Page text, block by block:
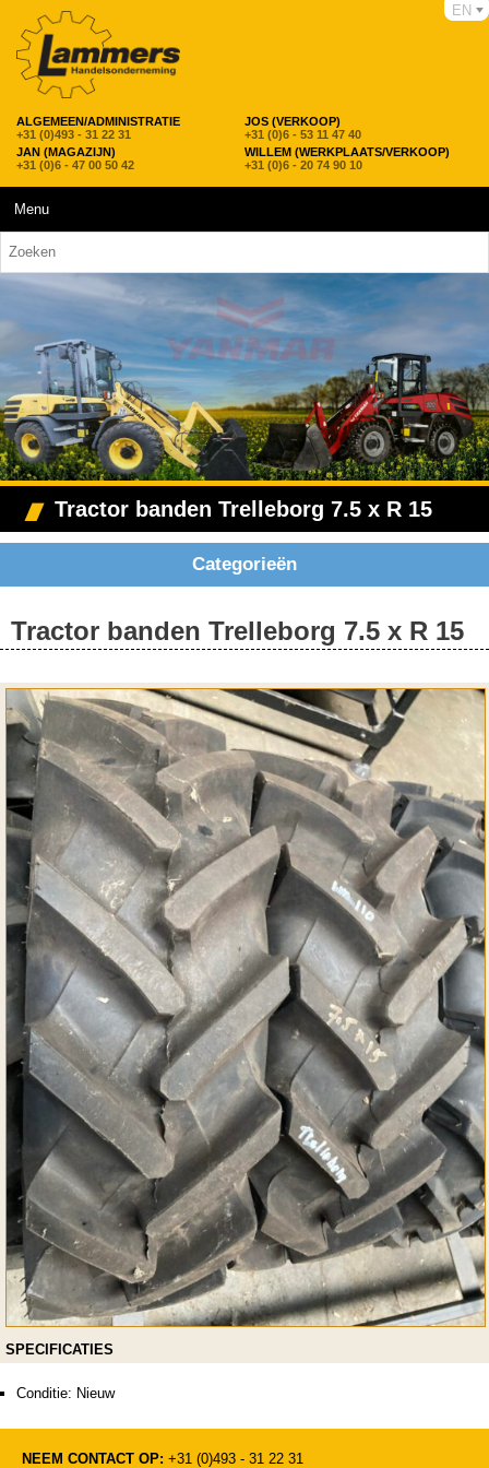
ALGEMEEN/ADMINISTRATIE
+31 (0)493 - 31 22 31
JOS (VERKOOP)
+31 (0)6 - 53 11 47 40
JAN (MAGAZIJN)
+31 (0)6 - 47 00 50 42
WILLEM (WERKPLAATS/VERKOOP)
+31 (0)6 - 20 74 90 10
EN
Menu
Tractor banden Trelleborg 7.5 x R 15
Categorieën
Tractor banden Trelleborg 7.5 x R 15
SPECIFICATIES
Conditie: Nieuw
NEEM CONTACT OP: +31 (0)493 - 31 22 31